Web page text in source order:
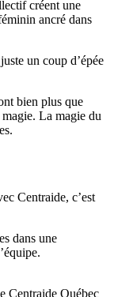
créent une
ancré dans
un coup d’épée
bien plus que
La magie du
Centraide, c’est
dans une